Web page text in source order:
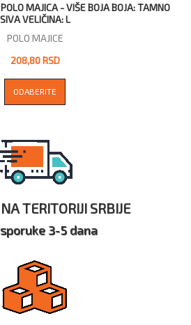
MAJICA - VIŠE BOJA BOJA: TAMNO
SIVA VELIČINA: L
POLO MAJICE
208,80 RSD
ODABERITE
TERITORIJI SRBIJE
3-5 dana